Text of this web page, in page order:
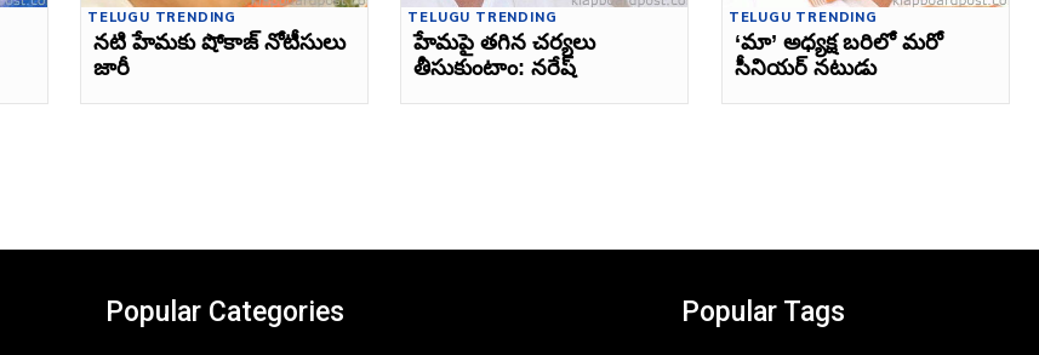
TELUGU TRENDING
నటి హేమకు షోకాజ్‌ నోటీసులు
జారీ
TELUGU TRENDING
హేమపై తగిన చర్యలు
తీసుకుంటాం: నరేష్‌
TELUGU TRENDING
‘మా’ అధ్యక్ష బరిలో మరో
సీనియర్‌ నటుడు
Popular Categories Popular Tags